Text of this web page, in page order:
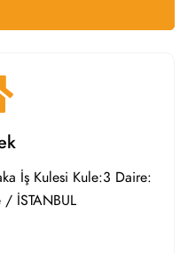
İş Kulesi Kule:3 Daire:
/ İSTANBUL